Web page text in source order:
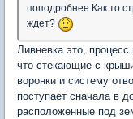
поподробнее.Как то
ждет?
Ливневка это,
что стекающие с
воронки и систему
поступает сначала в
расположенные под